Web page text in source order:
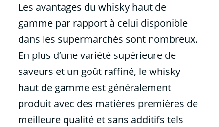
Les avantages du whisky haut de
gamme par rapport à celui disponible
dans les supermarchés sont nombreux.
En plus d’une variété supérieure de
saveurs et un goût raffiné, le whisky
haut de gamme est généralement
produit avec des matières premières de
meilleure qualité et sans additifs tels